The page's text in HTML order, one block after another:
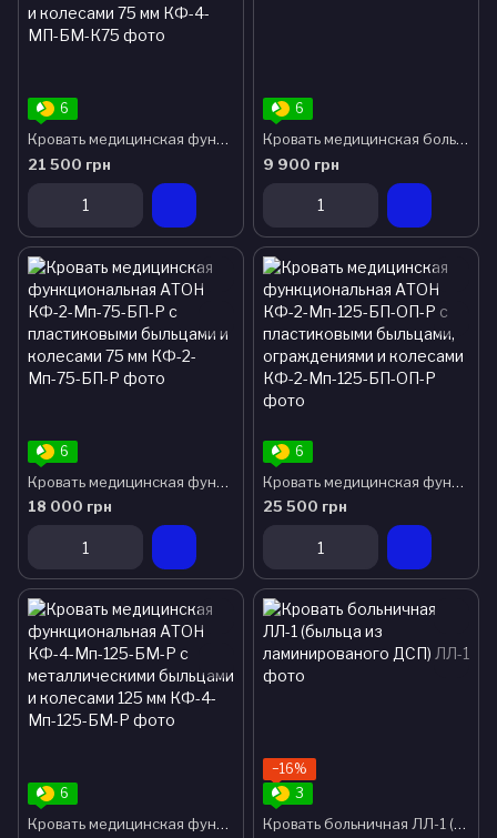
6
Кровать медицинская функциональная АТОН КФ-4-МП-БМ-К75 с металлическими быльцами и колесами 75 мм
21 500 грн
6
Кровать медицинская больничная АТОН КП
9 900 грн
6
Кровать медицинская функциональная АТОН КФ-2-Мп-75-БП-Р с пластиковыми быльцами и колесами 75 мм
18 000 грн
6
Кровать медицинская функциональная АТОН КФ-2-Мп-125-БП-ОП-Р с пластиковыми быльцами, ограждениями и колесами
25 500 грн
6
Кровать медицинская функциональная АТОН КФ-4-Мп-125-БМ-Р с металлическими быльцами и колесами 125 мм
−16%
3
Кровать больничная ЛЛ-1 (быльца из ламинированого ДСП)